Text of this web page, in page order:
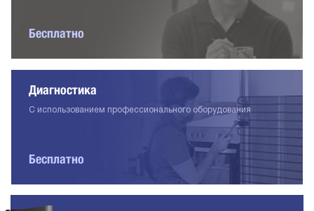
Бесплатно
Диагностика
С использованием профессионального оборудования
Бесплатно